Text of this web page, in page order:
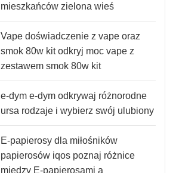
mieszkańców zielona wieś
Vape doświadczenie z vape oraz
smok 80w kit odkryj moc vape z
zestawem smok 80w kit
e-dym e-dym odkrywaj różnorodne
ursa rodzaje i wybierz swój ulubiony
E-papierosy dla miłośników
papierosów iqos poznaj różnice
między E-papierosami a